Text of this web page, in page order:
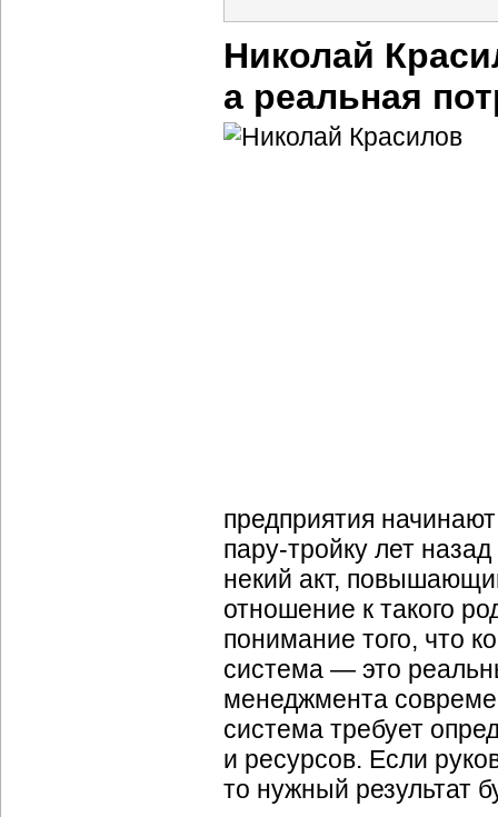
Николай
а реальная
предприятия
пару-тройку лет
некий акт,
отношение к такого
понимание того, что
система — это
менеджмента
система требует
и ресурсов. Если
то нужный результат